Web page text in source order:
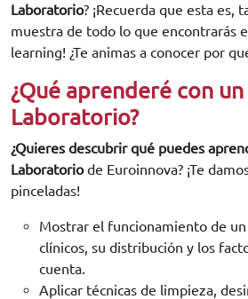
Laboratorio? ¡Recuerda que esta es,
muestra de todo lo que encontrarás
learning! ¿Te animas a conocer por
¿Qué aprenderé con
Laboratorio?
¿Quieres descubrir qué puedes
Laboratoriode Euroinnova? ¡Te
pinceladas!
Mostrar el funcionamiento de
clínicos, su distribución y los
cuenta.
Aplicar técnicas de limpieza,